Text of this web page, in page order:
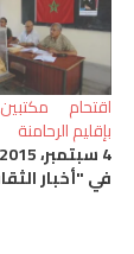
اقتحام
بإقليم الرحامنة
4 سبتمبر، 2015
في "أخبار